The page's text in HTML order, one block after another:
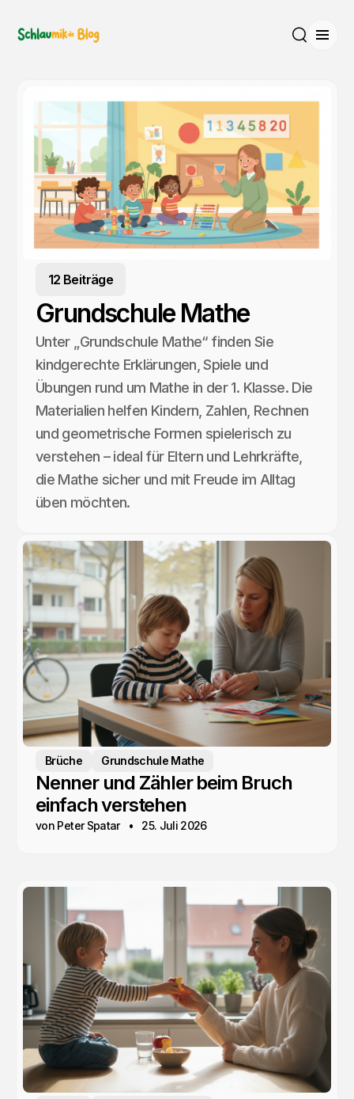
12 Beiträge
Grundschule Mathe
Unter „Grundschule Mathe“ finden Sie
kindgerechte Erklärungen, Spiele und
Übungen rund um Mathe in der 1. Klasse. Die
Materialien helfen Kindern, Zahlen, Rechnen
und geometrische Formen spielerisch zu
verstehen – ideal für Eltern und Lehrkräfte,
die Mathe sicher und mit Freude im Alltag
üben möchten.
Brüche Grundschule Mathe
Nenner und Zähler beim Bruch
einfach verstehen
von Peter Spatar 25. Juli 2026